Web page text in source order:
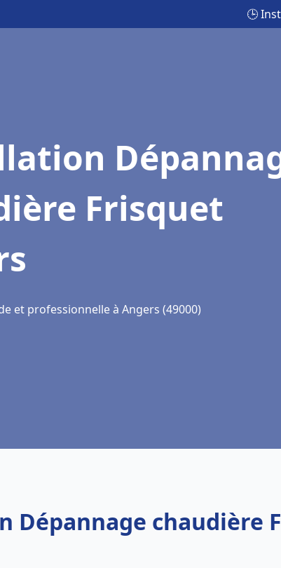
🕒
Frisquet
et professionnelle à Angers (49000)
Dépannage chaudière